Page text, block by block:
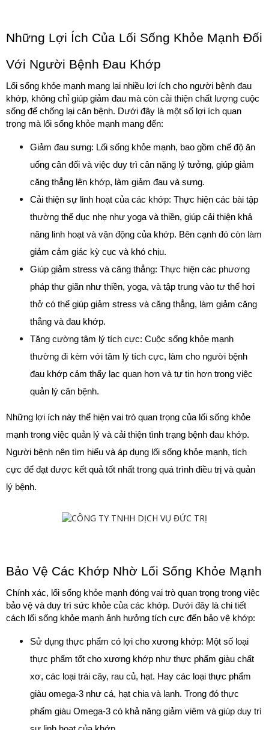
Những Lợi Ích Của Lối Sống Khỏe Mạnh Đối
Với Người Bệnh Đau Khớp
Lối sống khỏe mạnh mang lại nhiều lợi ích cho người bệnh đau
khớp, không chỉ giúp giảm đau mà còn cải thiện chất lượng cuộc
sống để chống lại căn bệnh. Dưới đây là một số lợi ích quan
trọng mà lối sống khỏe mạnh mang đến:
Giảm đau sưng: Lối sống khỏe mạnh, bao gồm chế độ ăn
uống cân đối và việc duy trì cân nặng lý tưởng, giúp giảm
căng thẳng lên khớp, làm giảm đau và sưng.
Cải thiện sự linh hoạt của các khớp: Thực hiện các bài tập
thường thể dục nhẹ như yoga và thiền, giúp cải thiện khả
năng linh hoạt và vận động của khớp. Bên cạnh đó còn làm
giảm cảm giác kỳ cục và khó chịu.
Giúp giảm stress và căng thẳng: Thực hiện các phương
pháp thư giãn như thiền, yoga, và tập trung vào tư thế hơi
thở có thể giúp giảm stress và căng thẳng, làm giảm căng
thẳng và đau khớp.
Tăng cường tâm lý tích cực: Cuộc sống khỏe mạnh
thường đi kèm với tâm lý tích cực, làm cho người bệnh
đau khớp cảm thấy lạc quan hơn và tự tin hơn trong việc
quản lý căn bệnh.
Những lợi ích này thể hiện vai trò quan trọng của lối sống khỏe
mạnh trong việc quản lý và cải thiện tình trạng bệnh đau khớp.
Người bệnh nên tìm hiểu và áp dụng lối sống khỏe mạnh, tích
cực để đạt được kết quả tốt nhất trong quá trình điều trị và quản
lý bệnh.
Bảo Vệ Các Khớp Nhờ Lối Sống Khỏe Mạnh
Chính xác, lối sống khỏe mạnh đóng vai trò quan trọng trong việc
bảo vệ và duy trì sức khỏe của các khớp. Dưới đây là chi tiết
cách lối sống khỏe mạnh ảnh hưởng tích cực đến bảo vệ khớp:
Sử dụng thực phẩm có lợi cho xương khớp: Một số loại
thực phẩm tốt cho xương khớp như thực phẩm giàu chất
xơ, các loại trái cây, rau củ, hạt. Hay các loại thực phẩm
giàu omega-3 như cá, hạt chia và lanh. Trong đó thực
phẩm giàu Omega-3 có khả năng giảm viêm và giúp duy trì